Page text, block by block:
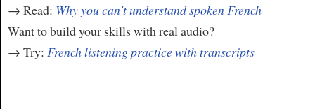
→ Read: Why you can't understand spoken French
Want to build your skills with real audio?
→ Try: French listening practice with transcripts